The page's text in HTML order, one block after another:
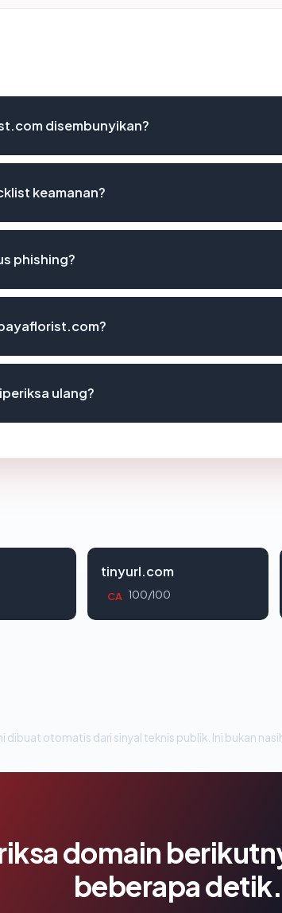
disembunyikan?
keamanan?
phishing?
ulang?
tinyurl.com
CA 100/100
dibuat otomatis dari sinyal teknis publik. Ini bukan
domain
beberapa detik.